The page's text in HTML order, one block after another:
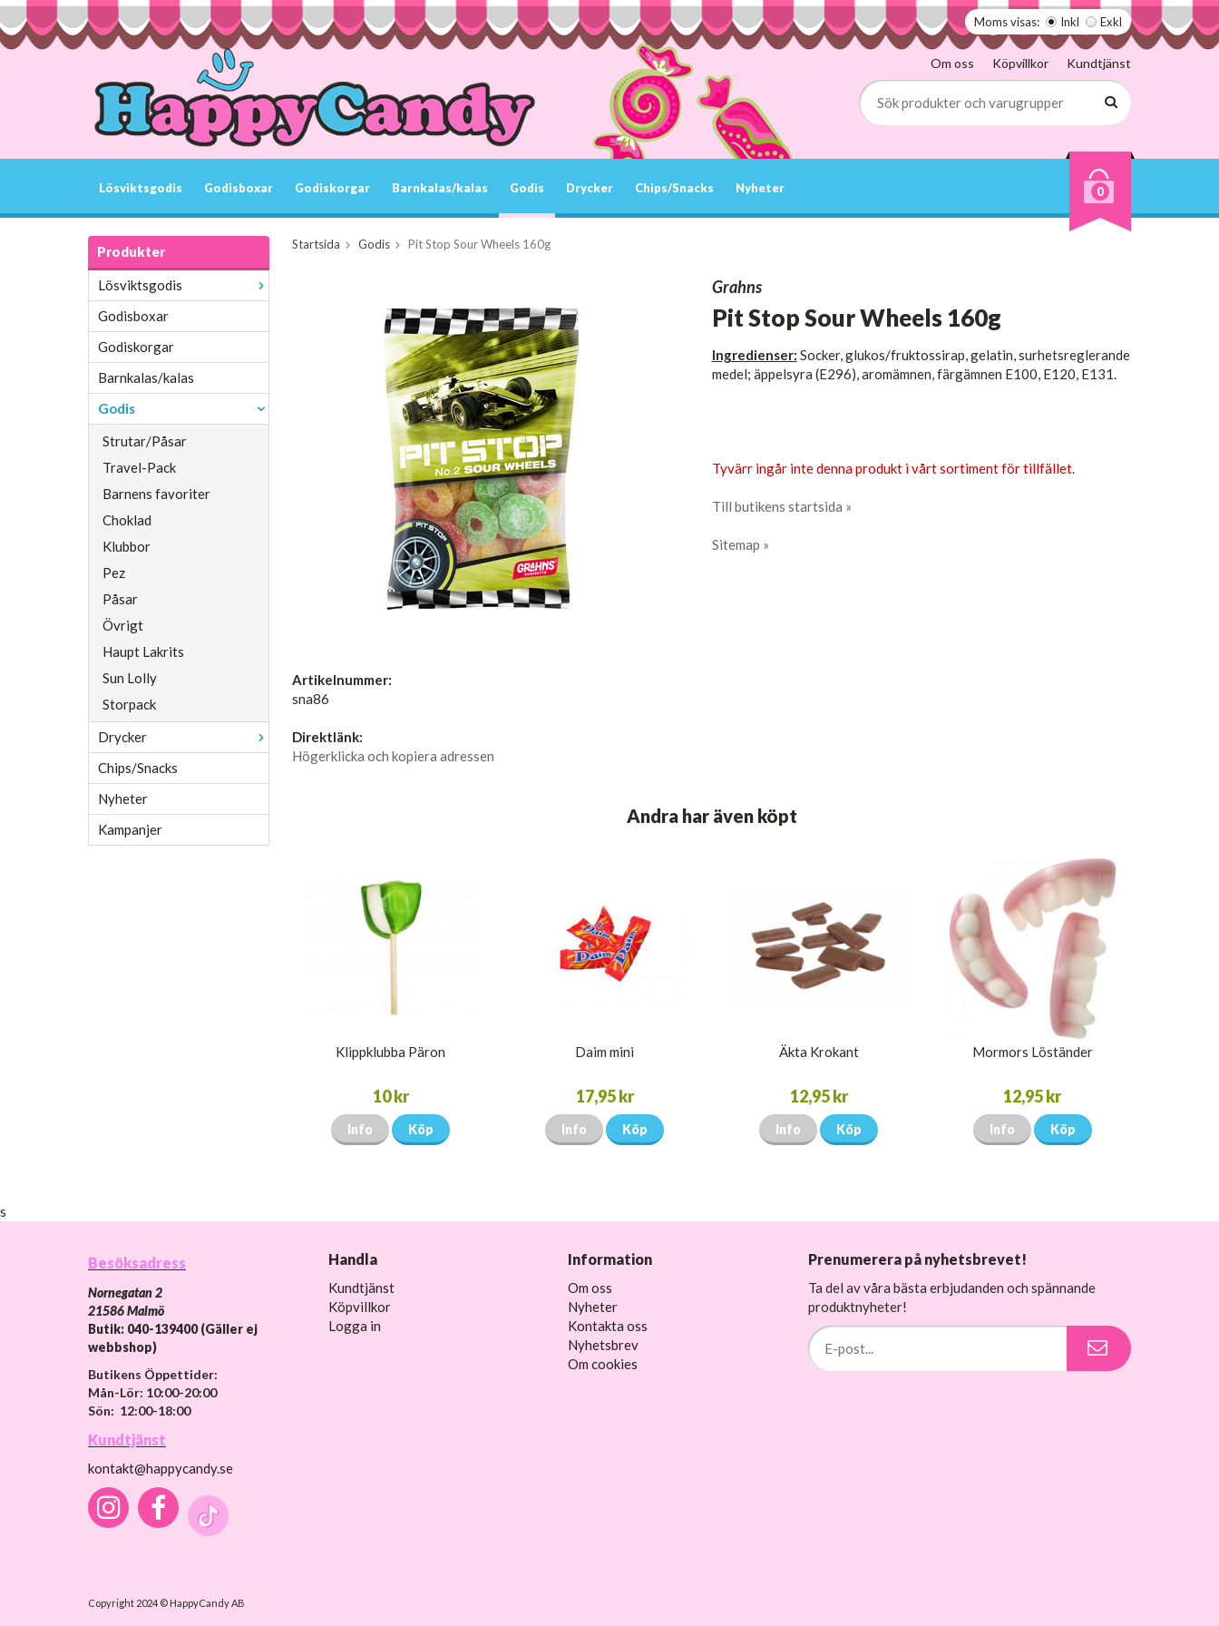
Moms visas: Inkl Exkl
Om oss Köpvillkor Kundtjänst
Lösviktsgodis Godisboxar Godiskorgar Barnkalas/kalas Godis Drycker Chips/Snacks Nyheter 0
Produkter
Lösviktsgodis
Godisboxar
Godiskorgar
Barnkalas/kalas
Godis
Strutar/Påsar
Travel-Pack
Barnens favoriter
Choklad
Klubbor
Pez
Påsar
Övrigt
Haupt Lakrits
Sun Lolly
Storpack
Drycker
Chips/Snacks
Nyheter
Kampanjer
Startsida Godis Pit Stop Sour Wheels 160g
Grahns
Pit Stop Sour Wheels 160g
Ingredienser: Socker, glukos/fruktossirap, gelatin, surhetsreglerande
medel; äppelsyra (E296), aromämnen, färgämnen E100, E120, E131.
Tyvärr ingår inte denna produkt i vårt sortiment för tillfället.
Till butikens startsida »
Sitemap »
Artikelnummer:
sna86
Direktlänk:
Högerklicka och kopiera adressen
Andra har även köpt
Klippklubba Päron
10 kr
Info Köp
Daim mini
17,95 kr
Info Köp
Äkta Krokant
12,95 kr
Info Köp
Mormors Löständer
12,95 kr
Info Köp
s
Besöksadress
Nornegatan 2
21586 Malmö
Butik: 040-139400 (Gäller ej
webbshop)
Butikens Öppettider:
Mån-Lör: 10:00-20:00
Sön: 12:00-18:00
Kundtjänst
kontakt@happycandy.se
Copyright 2024 © HappyCandy AB
Handla
Kundtjänst
Köpvillkor
Logga in
Information
Om oss
Nyheter
Kontakta oss
Nyhetsbrev
Om cookies
Prenumerera på nyhetsbrevet!
Ta del av våra bästa erbjudanden och spännande
produktnyheter!